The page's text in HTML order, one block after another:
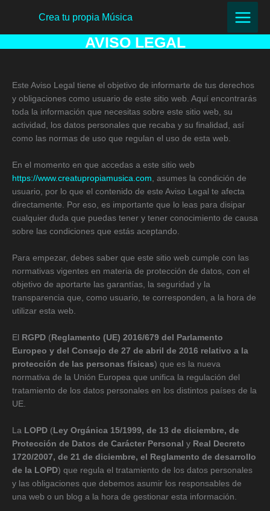
contenido
Crea tu propia Música
AVISO LEGAL
Este Aviso Legal tiene el objetivo de informarte de tus derechos
y obligaciones como usuario de este sitio web. Aquí encontrarás
toda la información que necesitas sobre este sitio web, su
actividad, los datos personales que recaba y su finalidad, así
como las normas de uso que regulan el uso de esta web.
En el momento en que accedas a este sitio web
https://www.creatupropiamusica.com, asumes la condición de
usuario, por lo que el contenido de este Aviso Legal te afecta
directamente. Por eso, es importante que lo leas para disipar
cualquier duda que puedas tener y tener conocimiento de causa
sobre las condiciones que estás aceptando.
Para empezar, debes saber que este sitio web cumple con las
normativas vigentes en materia de protección de datos, con el
objetivo de aportarte las garantías, la seguridad y la
transparencia que, como usuario, te corresponden, a la hora de
utilizar esta web.
El RGPD ( Reglamento (UE) 2016/679 del Parlamento
Europeo y del Consejo de 27 de abril de 2016 relativo a la
protección de las personas físicas) que es la nueva
normativa de la Unión Europea que unifica la regulación del
tratamiento de los datos personales en los distintos países de la
UE.
La LOPD ( Ley Orgánica 15/1999, de 13 de diciembre, de
Protección de Datos de Carácter Personal y Real Decreto
1720/2007, de 21 de diciembre, el Reglamento de desarrollo
de la LOPD) que regula el tratamiento de los datos personales
y las obligaciones que debemos asumir los responsables de
una web o un blog a la hora de gestionar esta información.